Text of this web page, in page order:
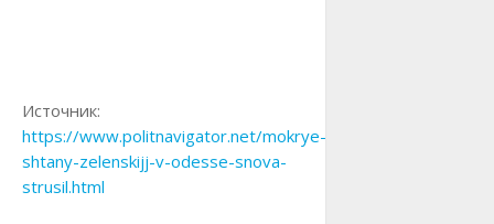
Источник:
https://www.politnavigator.net/mokrye-
shtany-zelenskijj-v-odesse-snova-
strusil.html